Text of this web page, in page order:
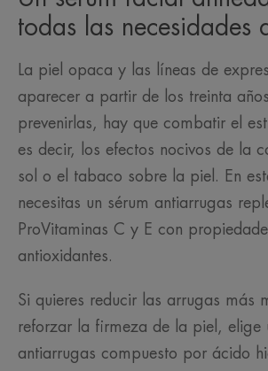
todas las necesidades
La piel opaca y las líneas de
aparecer a partir de los treinta
prevenirlas, hay que combatir el
es decir, los efectos nocivos de la
sol o el tabaco sobre la piel. En
necesitas un sérum antiarrugas
ProVitaminas C y E con
antioxidantes.
Si quieres reducir las arrugas más
reforzar la firmeza de la piel, elige
antiarrugas compuesto por ácido